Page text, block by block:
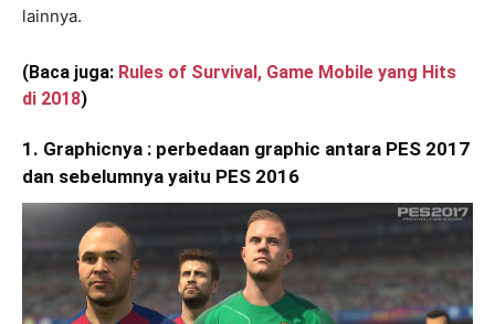
lainnya.
(Baca juga: Rules of Survival, Game Mobile yang Hits
di 2018)
1. Graphicnya : perbedaan graphic antara PES 2017
dan sebelumnya yaitu PES 2016